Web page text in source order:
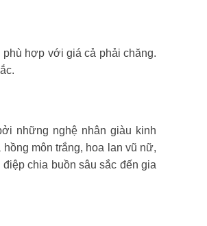
hợp với giá cả phải chăng.
những nghệ nhân giàu kinh
môn trắng, hoa lan vũ nữ,
chia buồn sâu sắc đến gia